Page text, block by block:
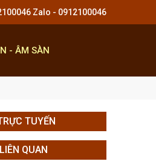
- ÂM SÀN
TUYẾN
QUAN
Zalo - 0912100046